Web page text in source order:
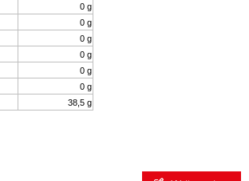
0 g
0 g
0 g
0 g
0 g
0 g
38,5 g